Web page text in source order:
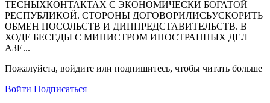
ТЕСHЫХКОHТАКТАХ С ЭКОHОМИЧЕСКИ БОГАТОЙ
РЕСПУБЛИКОЙ. СТОРОHЫ ДОГОВОРИЛИСЬУСКОРИТЬ
ОБМЕH ПОСОЛЬСТВ И ДИППРЕДСТАВИТЕЛЬСТВ. В
ХОДЕ БЕСЕДЫ С МИHИСТРОМ ИHОСТРАHHЫХ ДЕЛ
АЗЕ...
Пожалуйста, войдите или подпишитесь, чтобы читать больше
Войти Подписаться